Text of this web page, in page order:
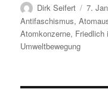
Autor
Dirk Seifert
am
7.
Antifaschismus,
Atomkonzerne, Friedlich
Umweltbewegung